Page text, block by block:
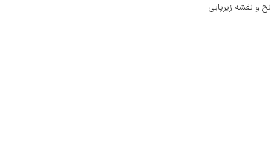
نخ و نقشه زیرپایی